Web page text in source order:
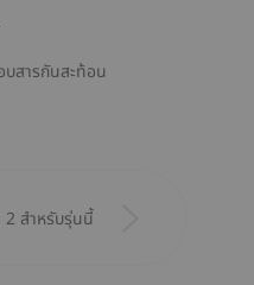
บสารกันสะท้อน
2 สำหรับรุ่นนี้